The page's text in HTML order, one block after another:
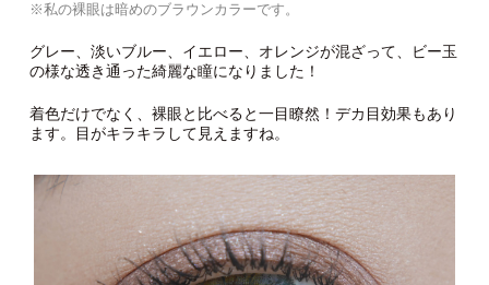
※私の裸眼は暗めのブラウンカラーです。
グレー、淡いブルー、イエロー、オレンジが混ざって、ビー玉
の様な透き通った綺麗な瞳になりました！
着色だけでなく、裸眼と比べると一目瞭然！デカ目効果もあり
ます。目がキラキラして見えますね。